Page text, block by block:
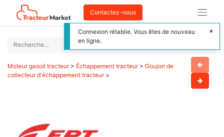
Contactez-nous
Moteur gasoil tracteur> Échappement tracteur> Goujon de
collecteur d'échappement tracteur>
Connexion rétablie. Vous êtes de nouveau
en ligne.